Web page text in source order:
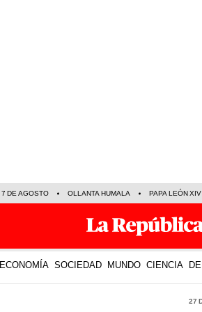
7 DE AGOSTO OLLANTA HUMALA PAPA LEÓN XIV